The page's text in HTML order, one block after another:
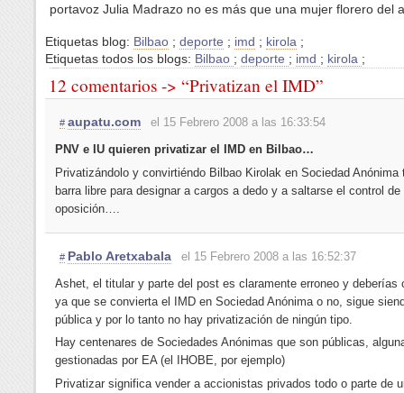
portavoz Julia Madrazo no es más que una mujer florero del
Etiquetas blog: Bilbao ; deporte ; imd ; kirola ;
Etiquetas todos los blogs: Bilbao ; deporte ; imd ; kirola ;
12 comentarios -> “Privatizan el IMD”
# aupatu.com
el 15 Febrero 2008 a las 16:33:54
PNV e IU quieren privatizar el IMD en Bilbao…
Privatizándolo y convirtiéndo Bilbao Kirolak en Sociedad Anónima
barra libre para designar a cargos a dedo y a saltarse el control de
oposición….
# Pablo Aretxabala
el 15 Febrero 2008 a las 16:52:37
Ashet, el titular y parte del post es claramente erroneo y deberías
ya que se convierta el IMD en Sociedad Anónima o no, sigue
pública y por lo tanto no hay privatización de ningún tipo.
Hay centenares de Sociedades Anónimas que son públicas,
gestionadas por EA (el IHOBE, por ejemplo)
Privatizar significa vender a accionistas privados todo o parte de